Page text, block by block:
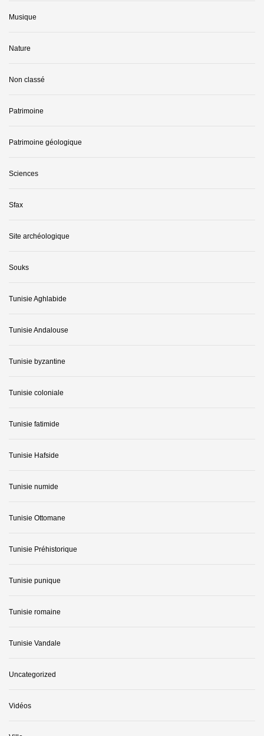
Musique
Nature
Non classé
Patrimoine
Patrimoine géologique
Sciences
Sfax
Site archéologique
Souks
Tunisie Aghlabide
Tunisie Andalouse
Tunisie byzantine
Tunisie coloniale
Tunisie fatimide
Tunisie Hafside
Tunisie numide
Tunisie Ottomane
Tunisie Préhistorique
Tunisie punique
Tunisie romaine
Tunisie Vandale
Uncategorized
Vidéos